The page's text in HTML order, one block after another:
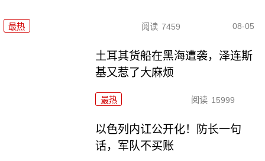
最热 阅读 7459 08-05
土耳其货船在黑海遭袭，泽连斯
基又惹了大麻烦
最热 阅读 15999
以色列内讧公开化！防长一句
话，军队不买账